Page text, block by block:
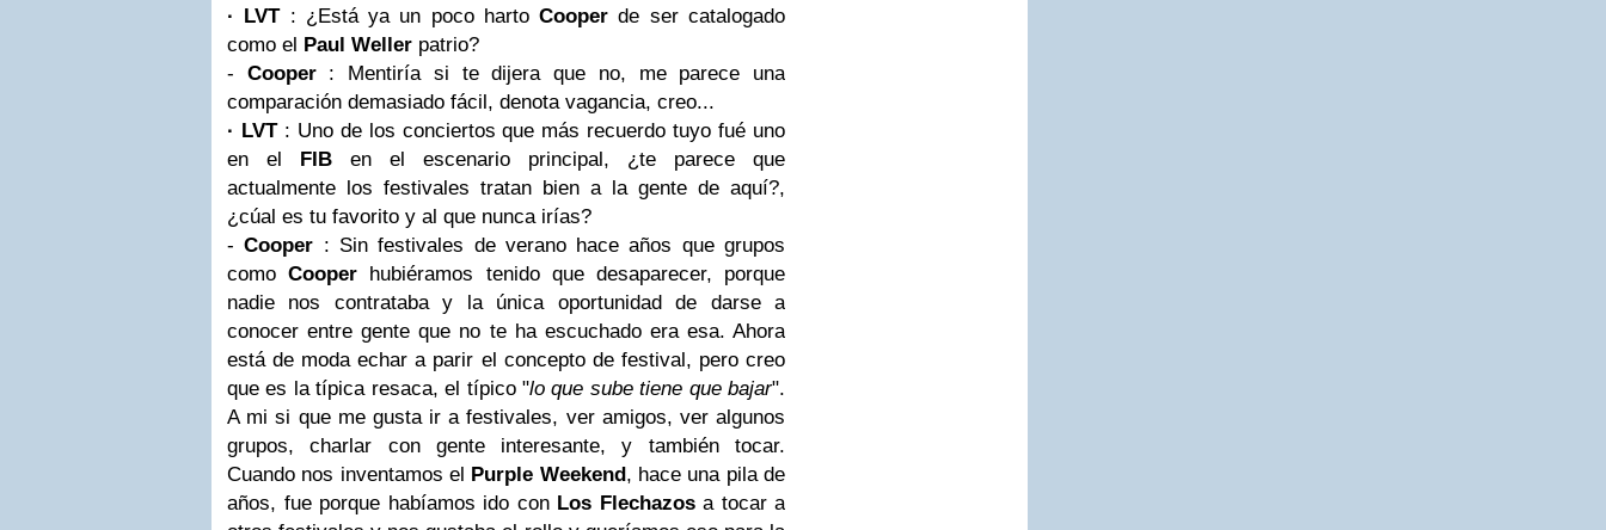
· LVT: ¿Está ya un poco hartoCooper de ser catalogado
como el Paul Weller patrio?
- Cooper: Mentiría si te dijera que no, me parece una
comparación demasiado fácil, denota vagancia, creo...
· LVT: Uno de los conciertos que más recuerdo tuyo fué uno
en el FIB en el escenario principal, ¿te parece que
actualmente los festivales tratan bien a la gente de aquí?,
¿cúal es tu favorito y al que nunca irías?
-Cooper : Sin festivales de verano hace años que grupos
comoCooper hubiéramos tenido que desaparecer, porque
nadie nos contrataba y la única oportunidad de darse a
conocer entre gente que no te ha escuchado era esa. Ahora
está de moda echar a parir el concepto de festival, pero creo
que es la típica resaca, el típico "lo que sube tiene que bajar".
A mi si que me gusta ir a festivales, ver amigos, ver algunos
grupos, charlar con gente interesante, y también tocar.
Cuando nos inventamos el Purple Weekend, hace una pila de
años, fue porque habíamos ido con Los Flechazosa tocar a